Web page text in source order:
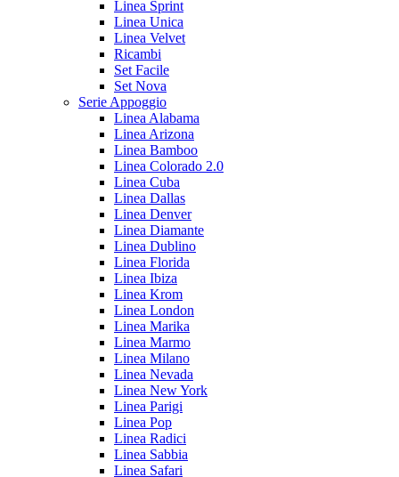
Linea Sprint
Linea Unica
Linea Velvet
Ricambi
Set Facile
Set Nova
Serie Appoggio
Linea Alabama
Linea Arizona
Linea Bamboo
Linea Colorado 2.0
Linea Cuba
Linea Dallas
Linea Denver
Linea Diamante
Linea Dublino
Linea Florida
Linea Ibiza
Linea Krom
Linea London
Linea Marika
Linea Marmo
Linea Milano
Linea Nevada
Linea New York
Linea Parigi
Linea Pop
Linea Radici
Linea Sabbia
Linea Safari